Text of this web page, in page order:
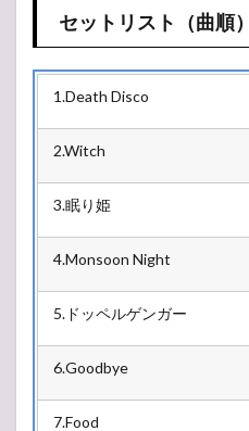
想）
SEKAI
NO
2019
Colors」
ツアー日
程・スケ
ジュール
3
【ア
ー
ト】
所
セットリスト（曲順）
1.Death Disco
2.Witch
3.眠り姫
4.Monsoon Night
5.ドッペルゲンガー
6.Goodbye
7.Food